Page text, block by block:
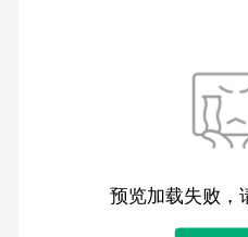
预览加载失败，